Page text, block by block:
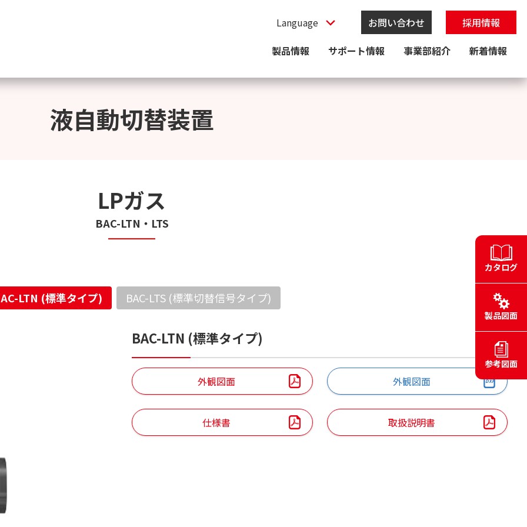
お問い合わせ
採用情報
製品情報
サポート情報 事業部紹介 新着情報
液自動切替装置
LPガス
BAC-LTN・LTS
LTN (標準タイプ) BAC-LTS (標準切替信号タイプ)
BAC-LTN (標準タイプ)
外観図面 外観図面
仕様書 取扱説明書
カタログ
製品図面
参考図面